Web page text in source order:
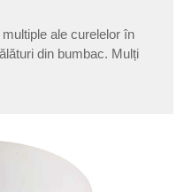
ale curelelor în
din bumbac. Mulți
presele de bălături,